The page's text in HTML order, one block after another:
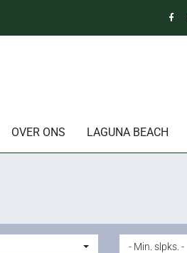
OVER ONS LAGUNA BEACH
- Min. slpks. -